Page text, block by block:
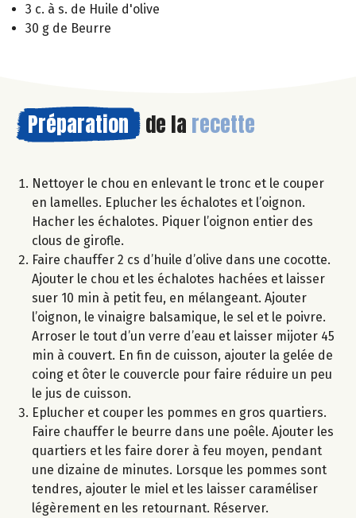
3 c. à s. de Huile d'olive
30 g de Beurre
Préparation de la recette
Nettoyer le chou en enlevant le tronc et le couper
en lamelles. Eplucher les échalotes et l’oignon.
Hacher les échalotes. Piquer l’oignon entier des
clous de girofle.
Faire chauffer 2 cs d’huile d’olive dans une cocotte.
Ajouter le chou et les échalotes hachées et laisser
suer 10 min à petit feu, en mélangeant. Ajouter
l’oignon, le vinaigre balsamique, le sel et le poivre.
Arroser le tout d’un verre d’eau et laisser mijoter 45
min à couvert. En fin de cuisson, ajouter la gelée de
coing et ôter le couvercle pour faire réduire un peu
le jus de cuisson.
Eplucher et couper les pommes en gros quartiers.
Faire chauffer le beurre dans une poêle. Ajouter les
quartiers et les faire dorer à feu moyen, pendant
une dizaine de minutes. Lorsque les pommes sont
tendres, ajouter le miel et les laisser caraméliser
légèrement en les retournant. Réserver.